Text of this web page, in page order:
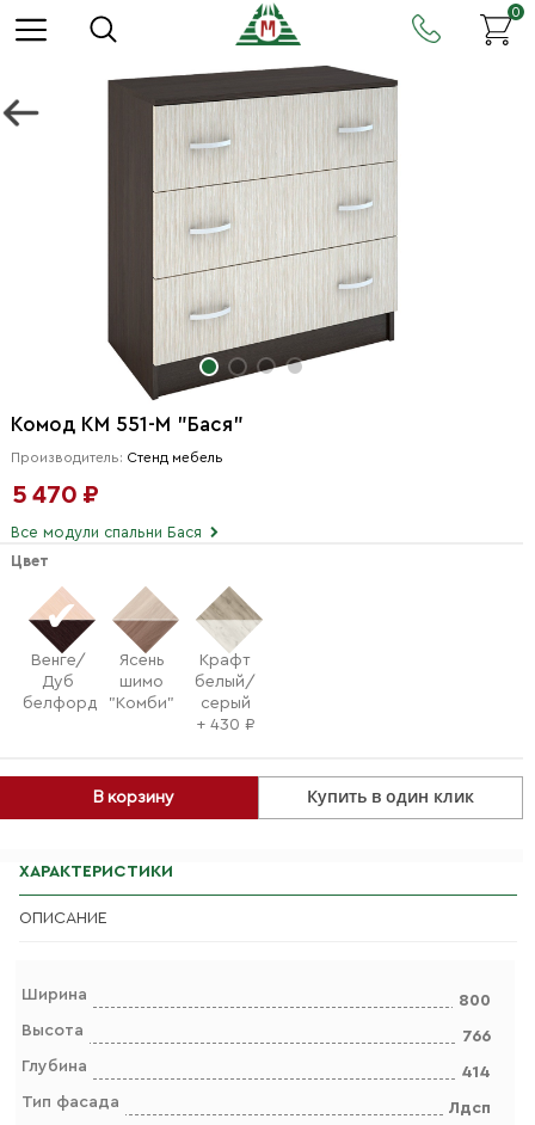
0
Комод КМ 551-М "Бася"
Производитель: Стенд мебель
5 470 ₽
В корзину Купить в один клик
Цвет
Венге/
Дуб
белфорд
Ясень
шимо
"Комби"
Крафт
белый/
серый
+ 430 ₽
Все модули спальни Бася
ХАРАКТЕРИСТИКИ
ОПИСАНИЕ
Ширина
800
Высота
766
Глубина
414
Тип фасада
Лдсп